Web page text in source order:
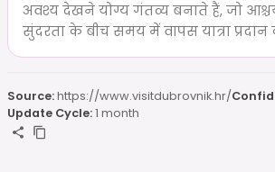
अवश्य देखने योग्य गंतव्य बनाते हैं, जो
सुंदरता के बीच समय में वापस यात्रा प्रदान
Source:https://www.visitdubrovnik.hr/
Update Cycle:1 month